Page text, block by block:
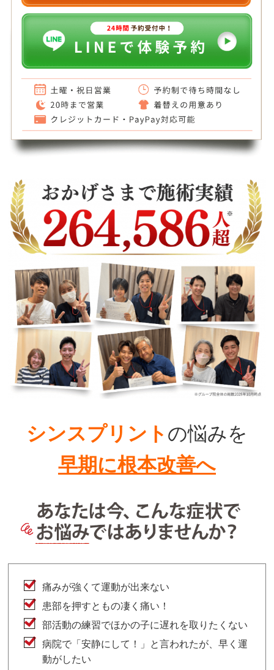
シンスプリント の悩みを
早期に根本改善へ
痛みが強くて運動が出来ない
患部を押すともの凄く痛い！
部活動の練習でほかの子に遅れを取りたくない
病院で「安静にして！」と言われたが、早く運
動がしたい